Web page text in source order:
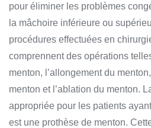
pour éliminer les problèmes
la mâchoire inférieure ou
procédures effectuées en
comprennent des opérations
menton, l’allongement du
menton et l’ablation du menton.
appropriée pour les patients
est une prothèse de menton.